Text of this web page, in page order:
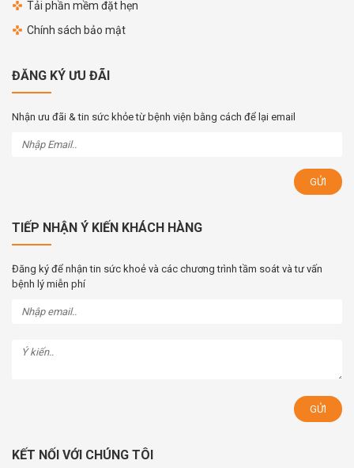
Tải phần mềm đặt hẹn
Chính sách bảo mật
ĐĂNG KÝ ƯU ĐÃI
Nhận ưu đãi & tin sức khỏe từ bệnh viện bằng cách để lại email
TIẾP NHẬN Ý KIẾN KHÁCH HÀNG
Đăng ký để nhận tin sức khoẻ và các chương trình tầm soát và tư vấn
bệnh lý miễn phí
KẾT NỐI VỚI CHÚNG TÔI